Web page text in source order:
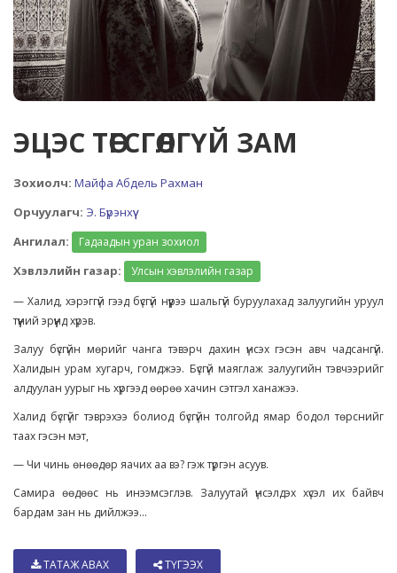
ЭЦЭС ТӨГСГӨЛГҮЙ ЗАМ
Зохиолч: Майфа Абдель Рахман
Орчуулагч: Э. Бүрэнхүү
Ангилал:
Гадаадын уран зохиол
Хэвлэлийн газар:
Улсын хэвлэлийн газар
— Халид, хэрэггүй гээд бүсгүй нүүрээ шальгүй буруулахад залуугийн уруул
түүний эрүүнд хүрэв.
Залуу бүсгүйн мөрийг чанга тэвэрч дахин үнсэх гэсэн авч чадсангүй.
Халидын урам хугарч, гомджээ. Бүсгүй маяглаж залуугийн тэвчээрийг
алдуулан уурыг нь хүргээд өөрөө хачин сэтгэл ханажээ.
Халид бүсгүйг тэврэхээ болиод бүсгүйн толгойд ямар бодол төрснийг
таах гэсэн мэт,
— Чи чинь өнөөдөр яачих аа вэ? гэж түргэн асуув.
Самира өөдөөс нь инээмсэглэв. Залуутай үнсэлдэх хүсэл их байвч
бардам зан нь дийлжээ...
ТАТАЖ АВАХ ТҮГЭЭХ